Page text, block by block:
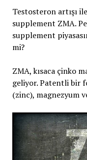
Testosteron artışı
supplement ZMA.
supplement
mi?
ZMA, kısaca çinko
geliyor. Patentli bir
(zinc), magnezyum